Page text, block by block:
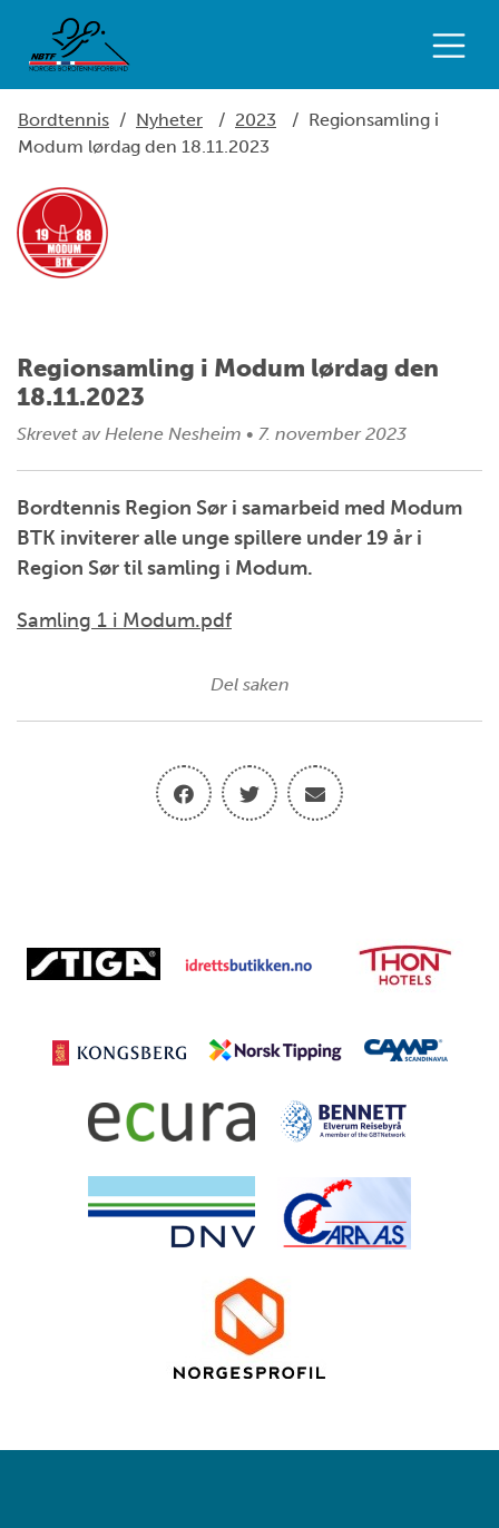
Bordtennis / Nyheter / 2023 / Regionsamling i
Modum lørdag den 18.11.2023
Regionsamling i Modum lørdag den
18.11.2023
Skrevet av Helene Nesheim • 7. november 2023
Bordtennis Region Sør i samarbeid med Modum
BTK inviterer alle unge spillere under 19 år i
Region Sør til samling i Modum.
Samling 1 i Modum.pdf
Del saken